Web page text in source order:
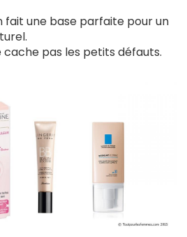
une base parfaite pour un
pas les petits défauts.